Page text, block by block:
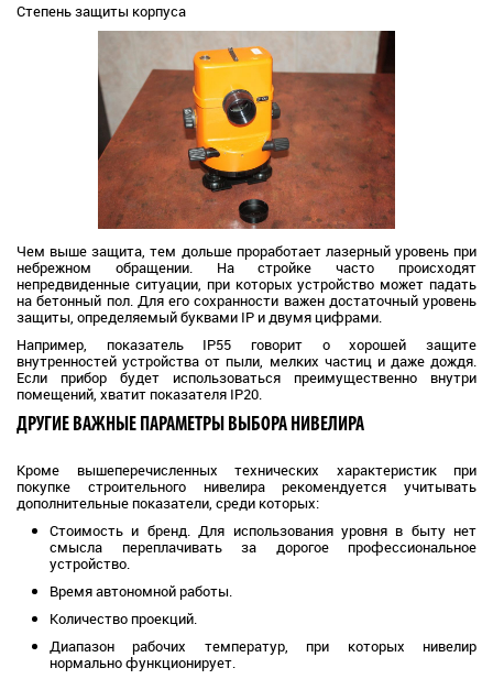
Степень защиты корпуса
Чем выше защита, тем дольше проработает лазерный уровень при
небрежном обращении. На стройке часто происходят
непредвиденные ситуации, при которых устройство может падать
на бетонный пол. Для его сохранности важен достаточный уровень
защиты, определяемый буквами IP и двумя цифрами.
Например, показатель IP55 говорит о хорошей защите
внутренностей устройства от пыли, мелких частиц и даже дождя.
Если прибор будет использоваться преимущественно внутри
помещений, хватит показателя IP20.
ДРУГИЕ ВАЖНЫЕ ПАРАМЕТРЫ ВЫБОРА НИВЕЛИРА
Кроме вышеперечисленных технических характеристик при
покупке строительного нивелира рекомендуется учитывать
дополнительные показатели, среди которых:
Стоимость и бренд. Для использования уровня в быту нет
смысла переплачивать за дорогое профессиональное
устройство.
Время автономной работы.
Количество проекций.
Диапазон рабочих температур, при которых нивелир
нормально функционирует.